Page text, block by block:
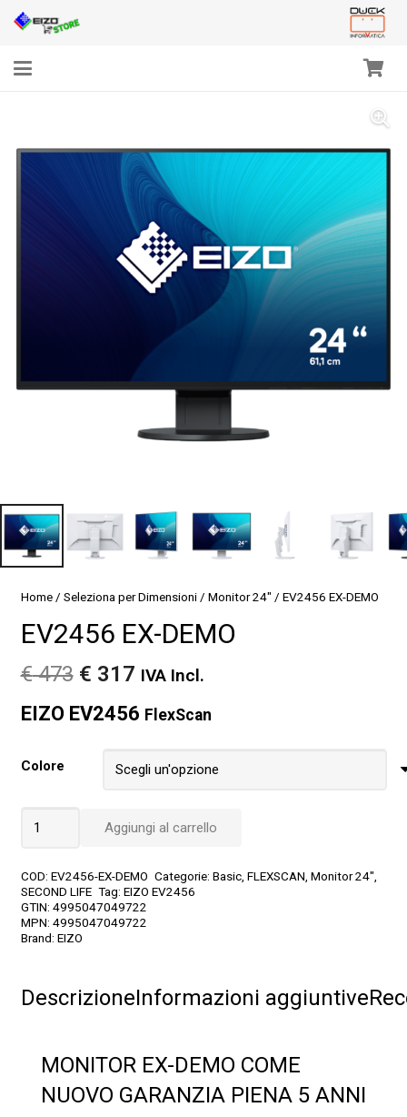
Home/ Seleziona per Dimensioni/ Monitor 24" / EV2456 EX-DEMO
EV2456 EX-DEMO
€473 Il
originale
€ 473.
€ 317Il
attuale
€ 317.
IVA Incl.
EIZO EV2456 FlexScan
Colore
quantità
Aggiungi al carrello
COD: EV2456-EX-DEMO Categorie: Basic, FLEXSCAN, Monitor 24",
SECOND LIFE Tag: EIZO EV2456
GTIN: 4995047049722
MPN: 4995047049722
Brand: EIZO
DescrizioneInformazioni aggiuntive
MONITOR EX-DEMO COME
NUOVO GARANZIA PIENA 5 ANNI